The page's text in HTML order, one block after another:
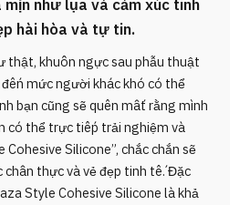
như lụa và cảm xúc tinh
hài hòa và tự tin.
thật, khuôn ngực sau phẫu thuật
mức người khác khó có thể
bạn cũng sẽ quên mất rằng mình
có thể trực tiếp trải nghiệm và
Silicone”, chắc chắn sẽ
thực và vẻ đẹp tinh tế. Đặc
Style Cohesive Silicone là khả